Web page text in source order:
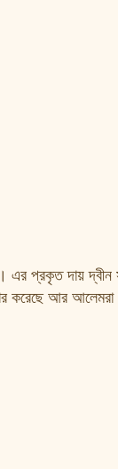
এর প্রকৃত দায়
করেছে আর